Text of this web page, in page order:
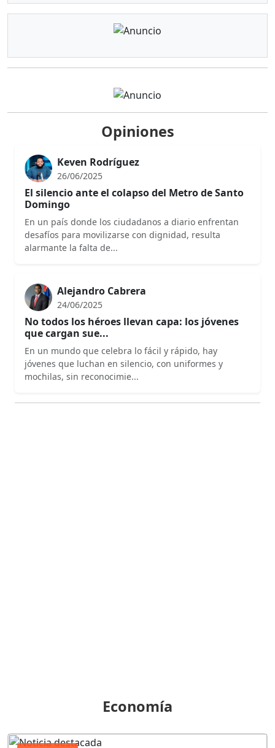
Opiniones
Keven Rodríguez
26/06/2025
El silencio ante el colapso del Metro de Santo
Domingo
En un país donde los ciudadanos a diario enfrentan
desafíos para movilizarse con dignidad, resulta
alarmante la falta de...
Alejandro Cabrera
24/06/2025
No todos los héroes llevan capa: los jóvenes
que cargan sue...
En un mundo que celebra lo fácil y rápido, hay
jóvenes que luchan en silencio, con uniformes y
mochilas, sin reconocimie...
Economía